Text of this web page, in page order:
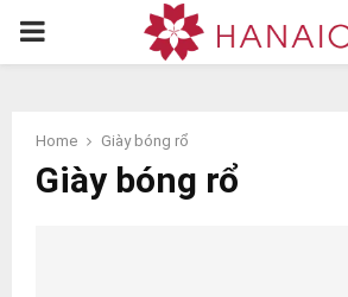
PRIMARY
Home Giày bóng rổ
Giày bóng rổ